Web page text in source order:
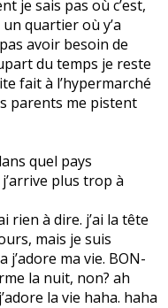
je sais pas où c’est,
quartier où y’a
avoir besoin de
du temps je reste
fait à l’hypermarché
parents me pistent
quel pays
plus trop à
rien à dire. j’ai la tête
mais je suis
j’adore ma vie. BON-
la nuit, non? ah
la vie haha. haha